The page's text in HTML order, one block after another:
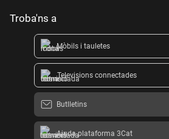
Troba'ns a
Mòbils i tauletes
Televisions connectades
Butlletins
Ajuda plataforma 3Cat